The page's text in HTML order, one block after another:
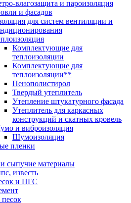
влагозащита и пароизоляция
и фасадов
для систем вентиляции и
Комплектующие для
теплоизоляции
Комплектующие для
теплоизоляции**
Пенополистирол
Твердый утеплитель
Утепление штукатурного фасада
Утеплитель для каркасных
конструкций и скатных кровель
и виброизоляция
Шумоизоляция
пленки
сыпучие материалы
известь
и ПГС